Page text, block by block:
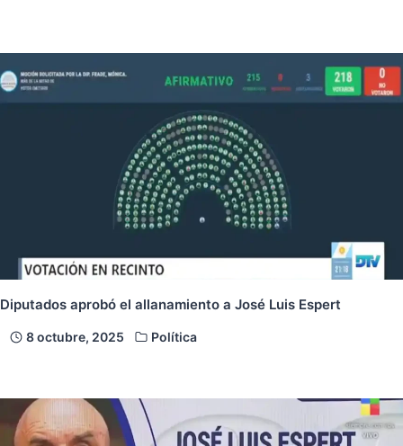
Diputados aprobó el allanamiento a José Luis Espert
8 octubre, 2025 Política